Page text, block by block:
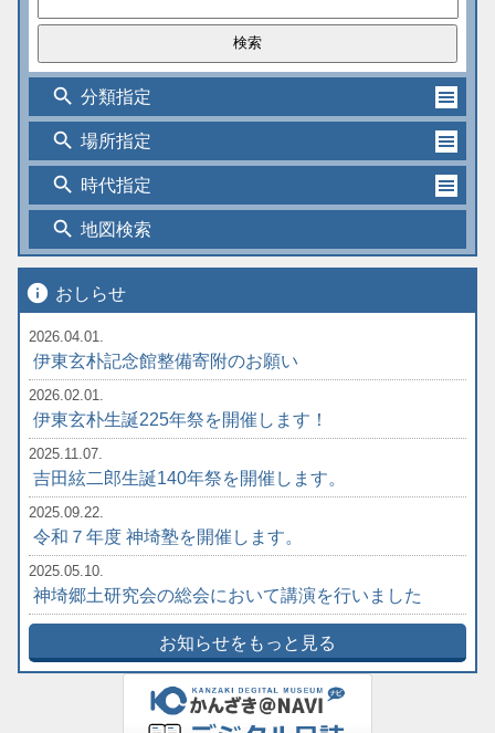
search 分類指定
search 場所指定
search 時代指定
search 地図検索
info おしらせ
2026.04.01.
伊東玄朴記念館整備寄附のお願い
2026.02.01.
伊東玄朴生誕225年祭を開催します！
2025.11.07.
吉田絃二郎生誕140年祭を開催します。
2025.09.22.
令和７年度 神埼塾を開催します。
2025.05.10.
神埼郷土研究会の総会において講演を行いました
お知らせをもっと見る